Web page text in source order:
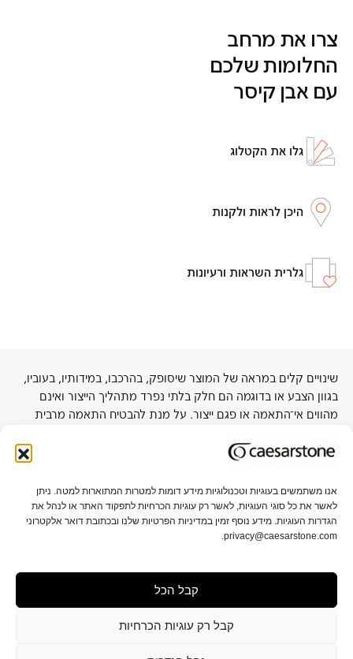
אנו משתמשים בעוגיות וטכנולוגיות מידע דומות למטרות המתוארות למטה. ניתן
לאשר את כל סוגי העוגיות, לאשר רק עוגיות הכרחיות לתפקוד האתר או לנהל את
הגדרות העוגיות. מידע נוסף זמין במדיניות הפרטיות שלנו ובכתובת דואר אלקטרוני
privacy@caesarstone.com.
קבל הכל
קבל רק עוגיות הכרחיות
צרו את מרחב
החלומות שלכם
עם אבן קיסר
גלו את הקטלוג
היכן לראות ולקנות
גלרית השראות ורעיונות
שינויים קלים במראה של המוצר שיסופק, בהרכבו, במידותיו, בעוביו,
בגוון הצבע או בדוגמה הם חלק בלתי נפרד מתהליך הייצור ואינם
מהווים אי־התאמה או פגם ייצור. על מנת להבטיח התאמה מרבית
החברה או אצל סיטונאי קרוב.
אודות אבן קיסר תקני איכות וקיימות